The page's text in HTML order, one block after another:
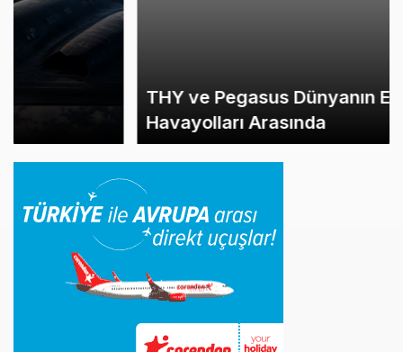
THY ve Pegasus Dünyanın En Değerli
Havayolları Arasında